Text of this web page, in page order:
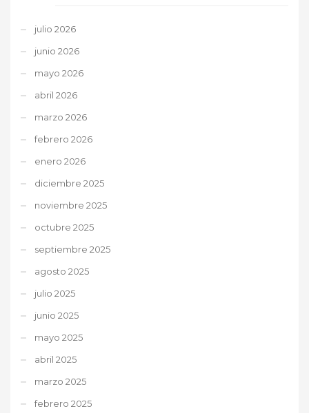
julio 2026
junio 2026
mayo 2026
abril 2026
marzo 2026
febrero 2026
enero 2026
diciembre 2025
noviembre 2025
octubre 2025
septiembre 2025
agosto 2025
julio 2025
junio 2025
mayo 2025
abril 2025
marzo 2025
febrero 2025